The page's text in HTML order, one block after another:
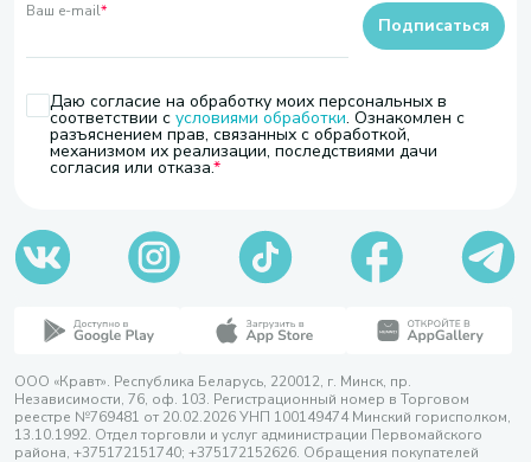
Ваш e-mail*
Даю согласие на обработку моих персональных в
соответствии с условиями обработки. Ознакомлен с
разъяснением прав, связанных с обработкой,
механизмом их реализации, последствиями дачи
согласия или отказа.
Подписаться
ООО «Кравт». Республика Беларусь, 220012, г. Минск, пр.
Независимости, 76, оф. 103. Регистрационный номер в Торговом
реестре №769481 от 20.02.2026 УНП 100149474 Минский горисполком,
13.10.1992. Отдел торговли и услуг администрации Первомайского
района, +375172151740; +375172152626. Обращения покупателей